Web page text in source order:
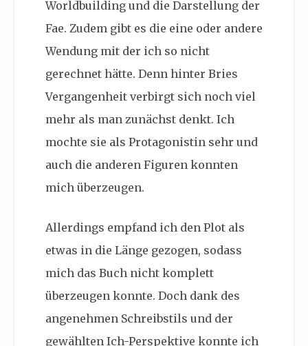
Worldbuilding und die Darstellung der
Fae. Zudem gibt es die eine oder andere
Wendung mit der ich so nicht
gerechnet hätte. Denn hinter Bries
Vergangenheit verbirgt sich noch viel
mehr als man zunächst denkt. Ich
mochte sie als Protagonistin sehr und
auch die anderen Figuren konnten
mich überzeugen.
Allerdings empfand ich den Plot als
etwas in die Länge gezogen, sodass
mich das Buch nicht komplett
überzeugen konnte. Doch dank des
angenehmen Schreibstils und der
gewählten Ich-Perspektive konnte ich